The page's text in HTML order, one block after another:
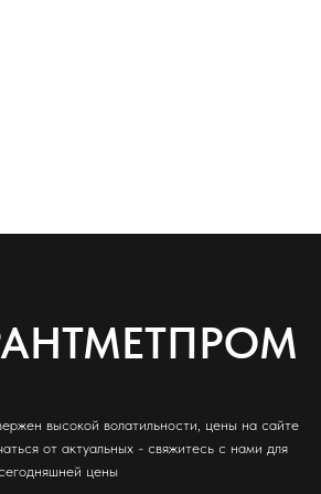
высокой волатильности, цены на сайте
от актуальных - свяжитесь с нами для
цены